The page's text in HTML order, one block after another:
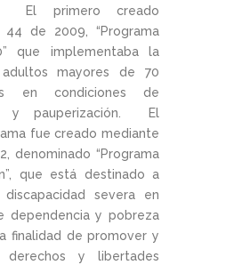
El primero creado
de 2009, “Programa
que implementaba la
mayores de 70
en condiciones de
y pauperización. El
fue creado mediante
denominado “Programa
que está destinado a
severa en
dependencia y pobreza
finalidad de promover y
derechos y libertades